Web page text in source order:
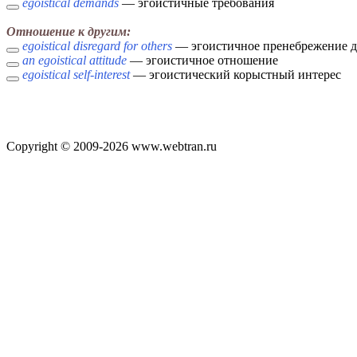
egoistical demands — эгоистичные требования
Отношение к другим:
egoistical disregard for others — эгоистичное пренебрежение
an egoistical attitude — эгоистичное отношение
egoistical self-interest— эгоистический корыстный интерес
Copyright © 2009-2026 www.webtran.ru